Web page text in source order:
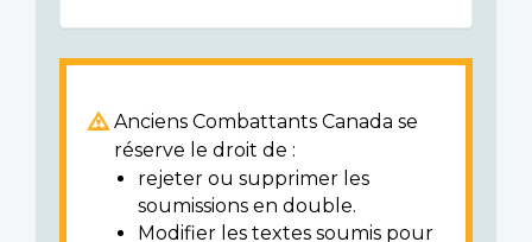
Anciens Combattants Canada se
réserve le droit de :
rejeter ou supprimer les
soumissions en double.
Modifier les textes soumis pour